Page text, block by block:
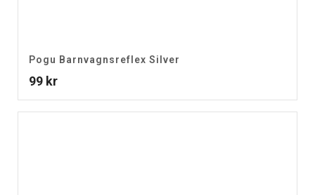
Pogu Barnvagnsreflex Silver
99 kr